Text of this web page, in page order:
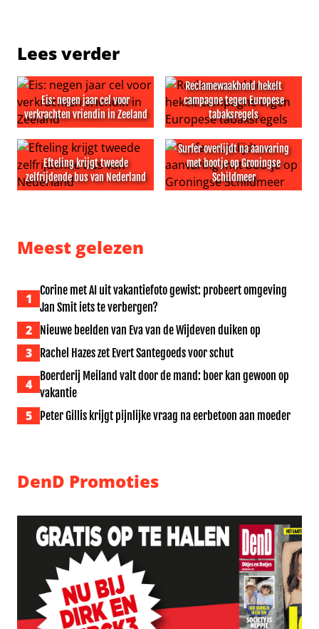
Lees verder
Eis: negen jaar cel voor
verkrachten vriendin in Zeeland
Eis: negen jaar cel voor verkrachten vriendin in Zeeland
Reclamewaakhond hekelt
campagne tegen Europese
tabaksregels
Reclamewaakhond hekelt
Efteling krijgt tweede
zelfrijdende bus van Nederland
Surfer overlijdt na aanvaring
met bootje op Groningse
Schildmeer
Meest gelezen
1
Corine met AI uit vakantiefoto gewist: probeert omgeving
Jan Smit iets te verbergen?
2 Nieuwe beelden van Eva van de Wijdeven duiken op
3 Rachel Hazes zet Evert Santegoeds voor schut
4
Boerderij Meiland valt door de mand: boer kan gewoon op
vakantie
5 Peter Gillis krijgt pijnlijke vraag na eerbetoon aan moeder
DenD Promoties